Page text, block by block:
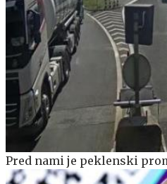
Pred nami je peklenski